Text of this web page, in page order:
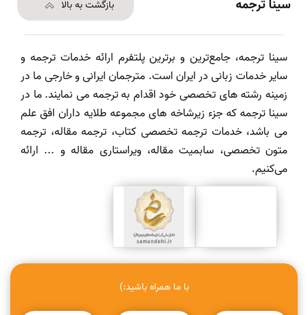
سینا ترجمه بازگشت به بالا
سینا ترجمه، جامع‌ترین و برترین پلتفرم ارائه خدمات ترجمه و
سایر خدمات زبانی در ایران است. مترجمان ایرانی و خارجی ما در
زمینه رشته های تخصصی خود اقدام به ترجمه می نمایند. ما در
سینا ترجمه که جزء زیرشاخه های مجموعه طلایه داران افق علم
می باشد، خدمات ترجمه تخصصی کتاب، ترجمه مقاله، ترجمه
متون تخصصی، سابمیت مقاله، ویراستاری مقاله و ... ارائه
می‌کنیم.
با ما همراه باشید:)